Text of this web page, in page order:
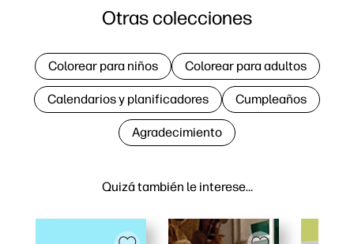
Quizá también le interese…
Otras colecciones
Colorear para niños Colorear para adultos
Calendarios y planificadores Cumpleaños
Agradecimiento